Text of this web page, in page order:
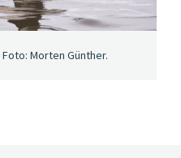
Morten Günther.